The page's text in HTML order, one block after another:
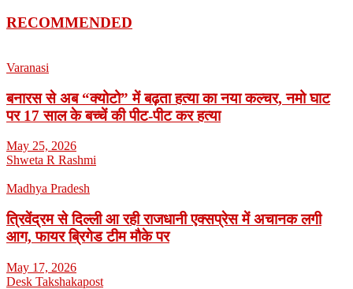
RECOMMENDED
Varanasi
बनारस से अब “क्योटो” में बढ़ता हत्या का नया कल्चर, नमो घाट
पर 17 साल के बच्चें की पीट-पीट कर हत्या
May 25, 2026
Shweta R Rashmi
Madhya Pradesh
त्रिवेंद्रम से दिल्ली आ रही राजधानी एक्सप्रेस में अचानक लगी
आग, फायर ब्रिगेड टीम मौके पर
May 17, 2026
Desk Takshakapost